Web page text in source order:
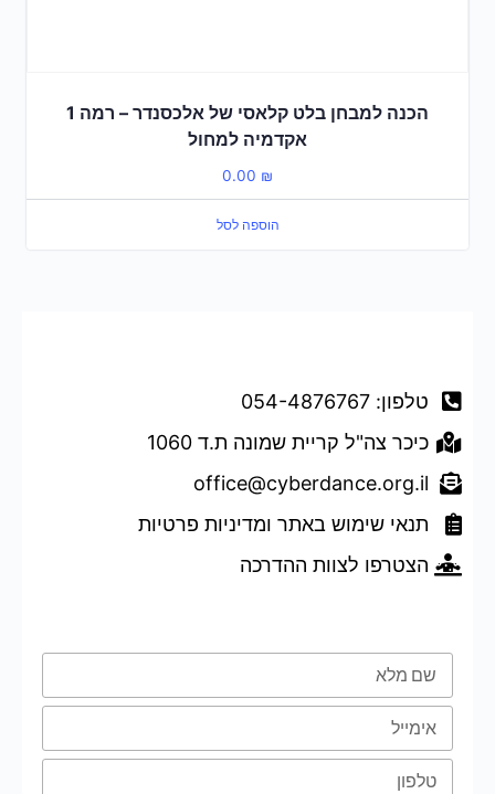
הכנה למבחן בלט קלאסי של אלכסנדר – רמה 1
אקדמיה למחול
0.00 ₪
הוספה לסל
טלפון: 054-4876767
כיכר צה"ל קריית שמונה ת.ד 1060
office@cyberdance.org.il
תנאי שימוש באתר ומדיניות פרטיות
הצטרפו לצוות ההדרכה